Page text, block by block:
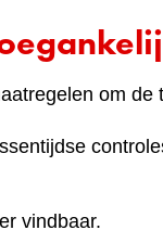
om
vindbaar.